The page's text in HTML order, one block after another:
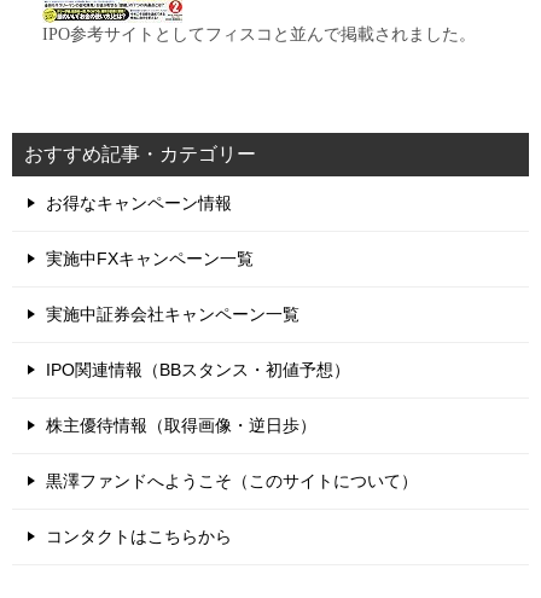
IPO参考サイトとしてフィスコと並んで掲載されました。
おすすめ記事・カテゴリー
お得なキャンペーン情報
実施中FXキャンペーン一覧
実施中証券会社キャンペーン一覧
IPO関連情報（BBスタンス・初値予想）
株主優待情報（取得画像・逆日歩）
黒澤ファンドへようこそ（このサイトについて）
コンタクトはこちらから